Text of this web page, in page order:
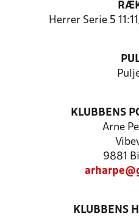
Herrer Serie 5
KLUBBENS
Arne
9881
KLUBBENS